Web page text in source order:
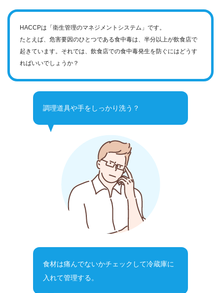
HACCPは「衛生管理のマネジメントシステム」です。
たとえば、危害要因のひとつである食中毒は、半分以上が飲食店で
起きています。それでは、飲食店での食中毒発生を防ぐにはどうす
ればいいでしょうか？
調理道具や手をしっかり洗う？
食材は痛んでないかチェックして冷蔵庫に
入れて管理する。